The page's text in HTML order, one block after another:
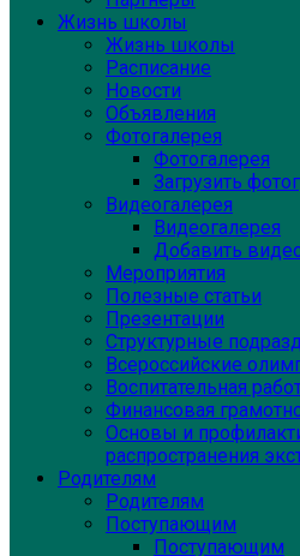
Жизнь школы
Жизнь школы
Расписание
Новости
Объявления
Фотогалерея
Фотогалерея
Загрузить
Видеогалерея
Видеогалерея
Добавить
Мероприятия
Полезные статьи
Презентации
Структурные
Всероссийские
Воспитательная
Финансовая
Основы и
распространения
Родителям
Родителям
Поступающим
Поступающим